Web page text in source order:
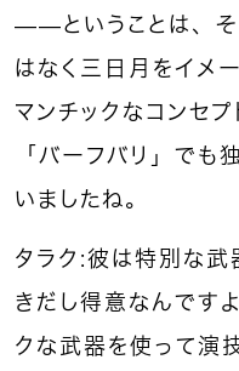
――ということは、そ
はなく三日月をイメ
マンチックなコンセプ
「バーフバリ」でも
いましたね。
タラク：彼は特別な
きだし得意なんです
クな武器を使って演